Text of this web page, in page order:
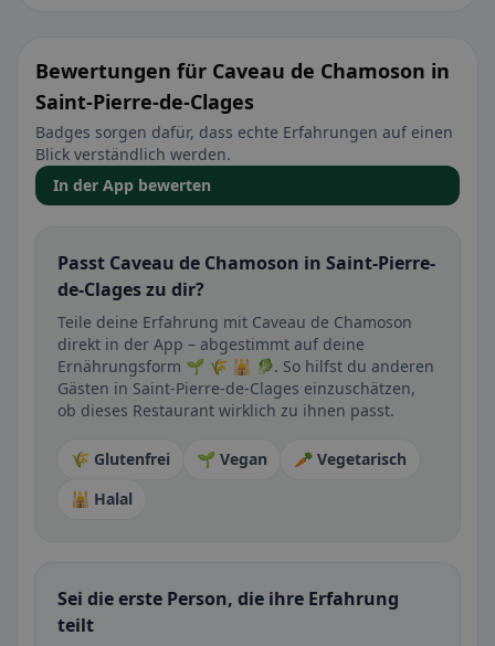
Bewertungen für Caveau de Chamoson in
Saint-Pierre-de-Clages
Badges sorgen dafür, dass echte Erfahrungen auf einen
Blick verständlich werden.
In der App bewerten
Passt Caveau de Chamoson in Saint-Pierre-
de-Clages zu dir?
Teile deine Erfahrung mit Caveau de Chamoson
direkt in der App – abgestimmt auf deine
Ernährungsform 🌱 🌾 🕌 🥬. So hilfst du anderen
Gästen in Saint-Pierre-de-Clages einzuschätzen,
ob dieses Restaurant wirklich zu ihnen passt.
🌾 Glutenfrei 🌱 Vegan
🥕 Vegetarisch
🕌 Halal
Sei die erste Person, die ihre Erfahrung
teilt